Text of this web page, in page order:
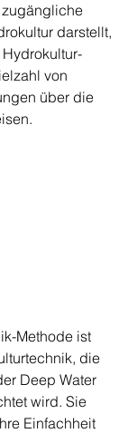
zugängliche
darstellt,
von
über die
Methode ist
die
Deep Water
wird. Sie
Einfachheit